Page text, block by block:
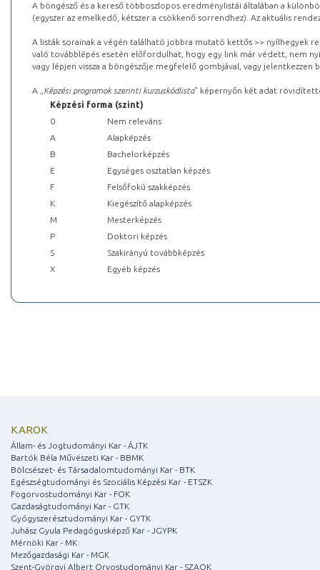
A böngésző és a kereső többoszlopos eredménylistái általában a
(egyszer az emelkedő, kétszer a csökkenő sorrendhez). Az aktuális
A listák sorainak a végén található jobbra mutató kettős >> nyílhegyek
való továbblépés esetén előfordulhat, hogy egy link már védett, nem
vagy lépjen vissza a böngészője megfelelő gombjával, vagy
A „ Képzési programok szerinti kurzuskódlista” képernyőn két adat
Képzési forma (szint)
0
Nem releváns
A
Alapképzés
B
Bachelorképzés
E
Egységes osztatlan képzés
F
Felsőfokú szakképzés
K
Kiegészítő alapképzés
M
Mesterképzés
P
Doktori képzés
S
Szakirányú továbbképzés
X
Egyéb képzés
KAROK
Állam- és Jogtudományi Kar - ÁJTK
Bartók Béla Művészeti Kar - BBMK
Bölcsészet- és Társadalomtudományi Kar - BTK
Egészségtudományi és Szociális Képzési Kar - ETSZK
Fogorvostudományi Kar - FOK
Gazdaságtudományi Kar - GTK
Gyógyszerésztudományi Kar - GYTK
Juhász Gyula Pedagógusképző Kar - JGYPK
Mérnöki Kar - MK
Mezőgazdasági Kar - MGK
Szent-Györgyi Albert Orvostudományi Kar - SZAOK